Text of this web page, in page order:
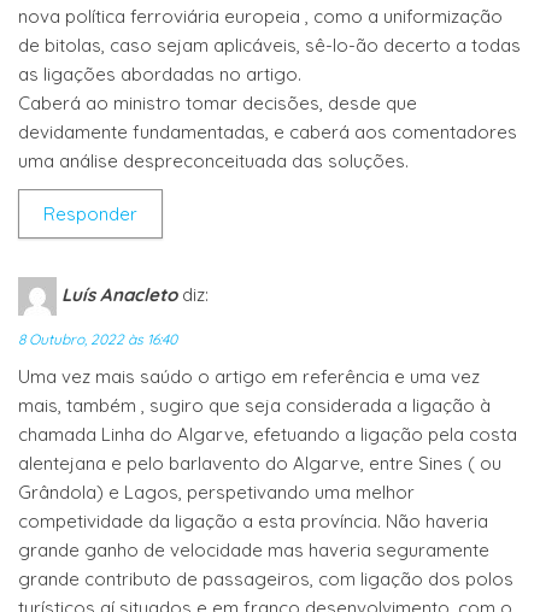
nova política ferroviária europeia , como a uniformização
de bitolas, caso sejam aplicáveis, sê-lo-ão decerto a todas
as ligações abordadas no artigo.
Caberá ao ministro tomar decisões, desde que
devidamente fundamentadas, e caberá aos comentadores
uma análise despreconceituada das soluções.
Responder
Luís Anacleto diz:
8 Outubro, 2022 às 16:40
Uma vez mais saúdo o artigo em referência e uma vez
mais, também , sugiro que seja considerada a ligação à
chamada Linha do Algarve, efetuando a ligação pela costa
alentejana e pelo barlavento do Algarve, entre Sines ( ou
Grândola) e Lagos, perspetivando uma melhor
competividade da ligação a esta província. Não haveria
grande ganho de velocidade mas haveria seguramente
grande contributo de passageiros, com ligação dos polos
turísticos aí situados e em franco desenvolvimento, com o